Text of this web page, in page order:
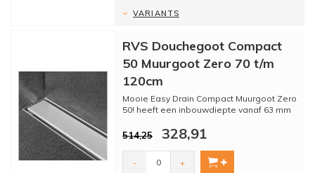
VARIANTS
RVS Douchegoot Compact
50 Muurgoot Zero 70 t/m
120cm
Mooie Easy Drain Compact Muurgoot Zero
50! heeft een inbouwdiepte vanaf 63 mm
514,25 328,91
- +